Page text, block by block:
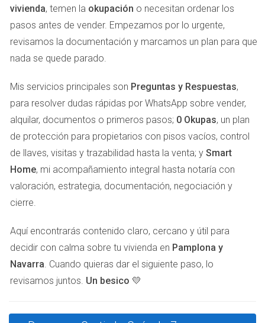
En los últimos años, el mercado inmobiliario en Navarra ha
tenido altibajos. Los compradores ahora son más
cautelosos y están dispuestos a esperar por la propiedad
la venta.
LLAMA AHORA
ESTUDIO DE CASO 1
Venta de un piso en Pamplona
Un cliente mío decidió vender su piso en el centro de
ventas anteriores. Tras asesorarlo, ajustamos el precio a
uno más competitivo. Después de unas semanas en el
mercado, recibimos varias ofertas y finalmente vendimos
a un precio justo.
vivienda, temen la okupación o necesitan ordenar los
pasos antes de vender. Empezamos por lo urgente,
revisamos la documentación y marcamos un plan para que
nada se quede parado.
Mis servicios principales son Preguntas y Respuestas,
para resolver dudas rápidas por WhatsApp sobre vender,
alquilar, documentos o primeros pasos; 0 Okupas, un plan
de protección para propietarios con pisos vacíos, control
de llaves, visitas y trazabilidad hasta la venta; y Smart
Home, mi acompañamiento integral hasta notaría con
valoración, estrategia, documentación, negociación y
cierre.
Aquí encontrarás contenido claro, cercano y útil para
decidir con calma sobre tu vivienda en Pamplona y
Navarra. Cuando quieras dar el siguiente paso, lo
revisamos juntos. Un besico 💛